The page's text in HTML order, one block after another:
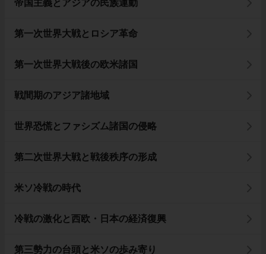
帝国主義とアジアの民族運動
第一次世界大戦とロシア革命
第一次世界大戦後の欧米諸国
戦間期のアジア諸地域
世界恐慌とファシズム諸国の侵略
第二次世界大戦と戦後秩序の形成
米ソ冷戦の時代
冷戦の激化と西欧・日本の経済復興
第三勢力の台頭と米ソの歩み寄り